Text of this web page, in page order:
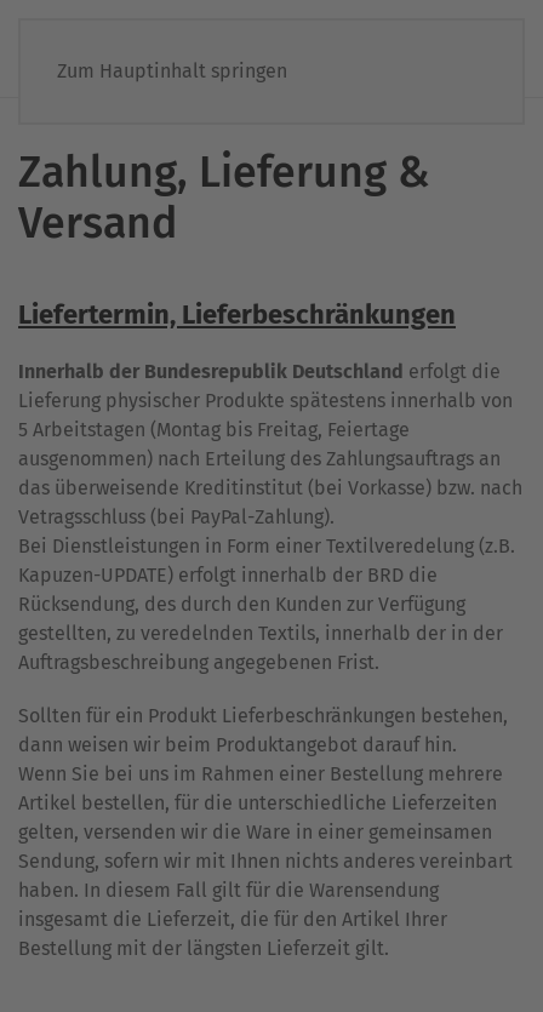
Zum Hauptinhalt springen
Zahlung, Lieferung &
Versand
Liefertermin, Lieferbeschränkungen
Innerhalb der Bundesrepublik Deutschland erfolgt die
Lieferung physischer Produkte spätestens innerhalb von
5 Arbeitstagen (Montag bis Freitag, Feiertage
ausgenommen) nach Erteilung des Zahlungsauftrags an
das überweisende Kreditinstitut (bei Vorkasse) bzw. nach
Vetragsschluss (bei PayPal-Zahlung).
Bei Dienstleistungen in Form einer Textilveredelung (z.B.
Kapuzen-UPDATE) erfolgt innerhalb der BRD die
Rücksendung, des durch den Kunden zur Verfügung
gestellten, zu veredelnden Textils, innerhalb der in der
Auftragsbeschreibung angegebenen Frist.
Sollten für ein Produkt Lieferbeschränkungen bestehen,
dann weisen wir beim Produktangebot darauf hin.
Wenn Sie bei uns im Rahmen einer Bestellung mehrere
Artikel bestellen, für die unterschiedliche Lieferzeiten
gelten, versenden wir die Ware in einer gemeinsamen
Sendung, sofern wir mit Ihnen nichts anderes vereinbart
haben. In diesem Fall gilt für die Warensendung
insgesamt die Lieferzeit, die für den Artikel Ihrer
Bestellung mit der längsten Lieferzeit gilt.